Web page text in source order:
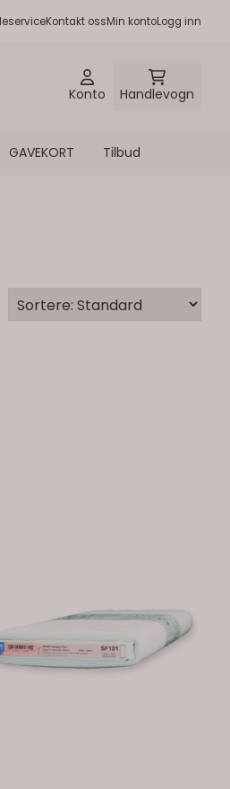
Kontakt ossMin kontoLogg inn
Konto Handlevogn
GAVEKORT Tilbud